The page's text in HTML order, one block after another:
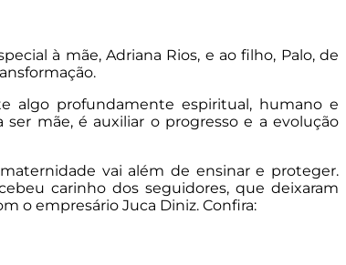
à mãe, Adriana Rios, e ao filho, Palo, de
algo profundamente espiritual, humano e
mãe, é auxiliar o progresso e a evolução
vai além de ensinar e proteger.
carinho dos seguidores, que deixaram
o empresário Juca Diniz. Confira: